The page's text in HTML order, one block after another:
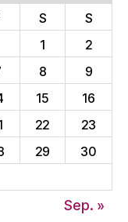
S
S
1
2
8
9
15
16
22
23
29
30
Sep. »